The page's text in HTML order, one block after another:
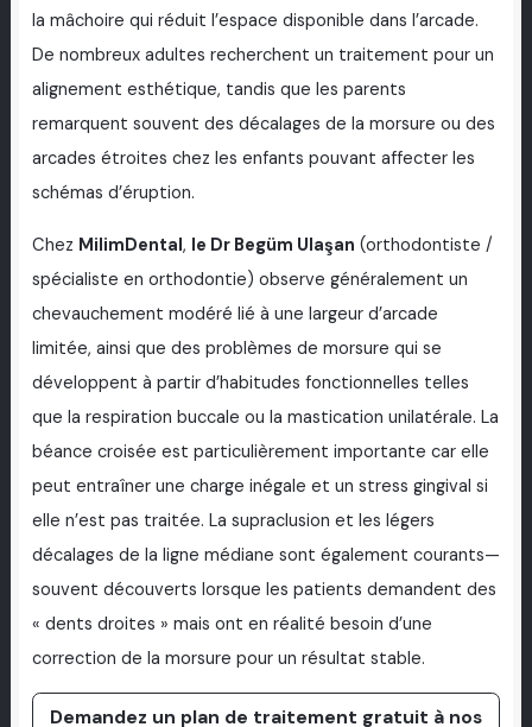
la mâchoire qui réduit l’espace disponible dans l’arcade.
De nombreux adultes recherchent un traitement pour un
alignement esthétique, tandis que les parents
remarquent souvent des décalages de la morsure ou des
arcades étroites chez les enfants pouvant affecter les
schémas d’éruption.
Chez MilimDental, le Dr Begüm Ulaşan (orthodontiste /
spécialiste en orthodontie) observe généralement un
chevauchement modéré lié à une largeur d’arcade
limitée, ainsi que des problèmes de morsure qui se
développent à partir d’habitudes fonctionnelles telles
que la respiration buccale ou la mastication unilatérale. La
béance croisée est particulièrement importante car elle
peut entraîner une charge inégale et un stress gingival si
elle n’est pas traitée. La supraclusion et les légers
décalages de la ligne médiane sont également courants—
souvent découverts lorsque les patients demandent des
« dents droites » mais ont en réalité besoin d’une
correction de la morsure pour un résultat stable.
Demandez un plan de traitement gratuit à nos